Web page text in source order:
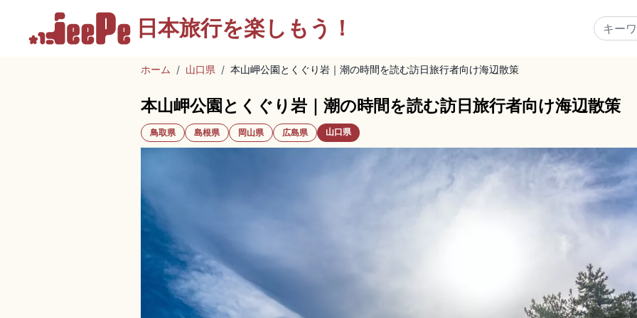
日本旅行を楽しもう！
ホーム / 山口県 / 本山岬公園とくぐり岩｜潮の時間を読む訪日旅行者向け海辺散策
本山岬公園とくぐり岩｜潮の時間を読む訪日旅行者向け海辺散策
鳥取県 島根県 岡山県 広島県 山口県